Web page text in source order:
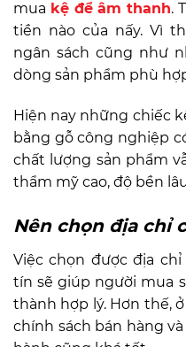
mua kệ để âm thanh.
tiền nào của nấy. Vì
ngân sách cũng như
dòng sản phẩm phù
Hiện nay những chiếc
bằng gỗ công nghiệp
chất lượng sản phẩm
thẩm mỹ cao, độ bền
Nên chọn địa chỉ
Việc chọn được địa
tín sẽ giúp người mua
thành hợp lý. Hơn thế,
chính sách bán hàng